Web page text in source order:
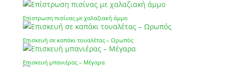
Επίστρωση πισίνας με χαλαζιακή άμμο
Επισκευή σε καπάκι τουαλέτας – Ωρωπός
Επισκευή μπανιέρας – Μέγαρα